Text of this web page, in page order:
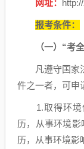
网址：
报考条件：
（一）“考
凡遵守国家法
件之一者，可申
1.取得环境
历，从事环境
历，从事环境影